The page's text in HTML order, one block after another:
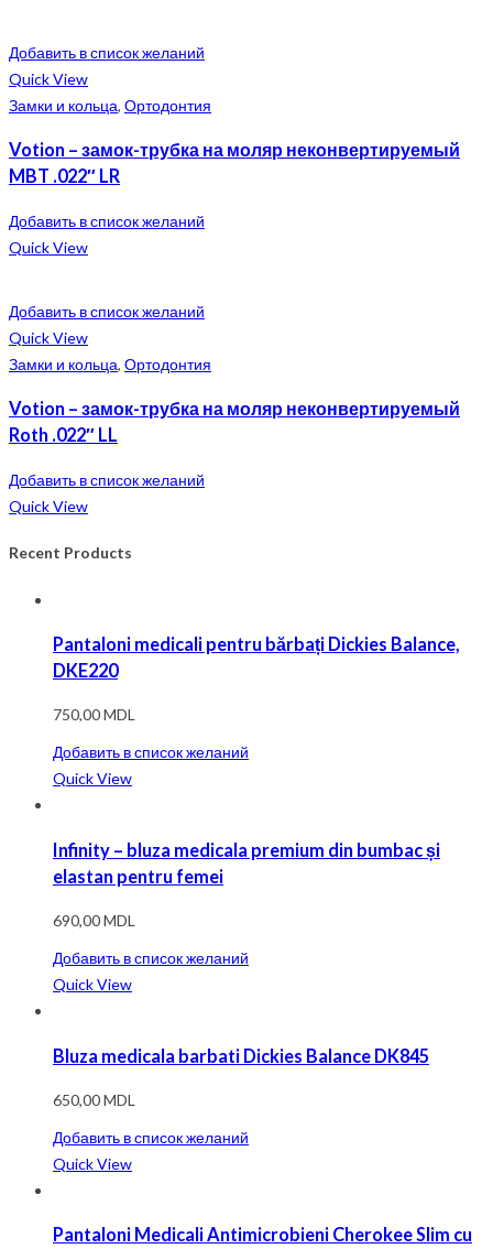
Добавить в список желаний
Quick View
Замки и кольца, Ортодонтия
Votion – замок-трубка на моляр неконвертируемый
MBT .022″ LR
Добавить в список желаний
Quick View
Добавить в список желаний
Quick View
Замки и кольца, Ортодонтия
Votion – замок-трубка на моляр неконвертируемый
Roth .022″ LL
Добавить в список желаний
Quick View
Recent Products
Pantaloni medicali pentru bărbați Dickies Balance,
DKE220
750,00MDL
Добавить в список желаний
Quick View
Infinity – bluza medicala premium din bumbac și
elastan pentru femei
690,00MDL
Добавить в список желаний
Quick View
Bluza medicala barbati Dickies Balance DK845
650,00MDL
Добавить в список желаний
Quick View
Pantaloni Medicali Antimicrobieni Cherokee Slim cu